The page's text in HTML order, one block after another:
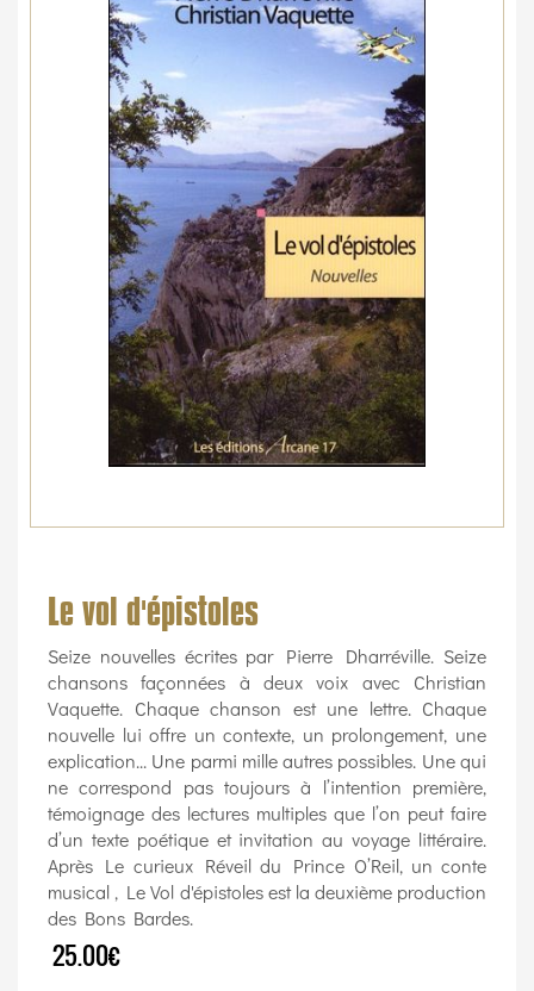
Le vol d'épistoles
Seize nouvelles écrites par Pierre Dharréville. Seize
chansons façonnées à deux voix avec Christian
Vaquette. Chaque chanson est une lettre. Chaque
nouvelle lui offre un contexte, un prolongement, une
explication... Une parmi mille autres possibles. Une qui
ne correspond pas toujours à l’intention première,
témoignage des lectures multiples que l’on peut faire
d’un texte poétique et invitation au voyage littéraire.
Après Le curieux Réveil du Prince O’Reil, un conte
musical , Le Vol d'épistoles est la deuxième production
des Bons Bardes.
25.00€